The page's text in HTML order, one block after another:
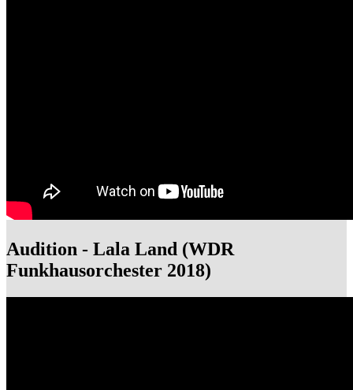
Audition - Lala Land (WDR
Funkhausorchester 2018)